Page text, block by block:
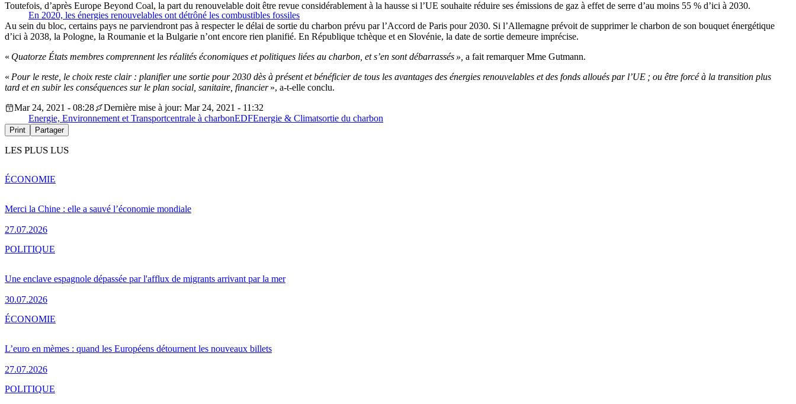
En 2020, les énergies renouvelables ont détrôné les combustibles fossiles
Toutefois, d’après Europe Beyond Coal, la part du renouvelable doit être revue considérablement à la hausse si l’UE souhaite réduire ses émissions de gaz à effet de serre d’au moins 55 % d’ici à 2030.
Au sein du bloc, certains pays ne parviendront pas à respecter le délai de sortie du charbon prévu par l’Accord de Paris pour 2030. Si l’Allemagne prévoit de supprimer le charbon de son bouquet énergétique
d’ici à 2038, la Pologne, la Roumanie et la Bulgarie n’ont encore rien planifié. En République tchèque et en Slovénie, la date de sortie demeure imprécise.
« Quatorze États membres comprennent les réalités économiques et politiques liées au charbon, et s’en sont débarrassés », a fait remarquer Mme Gutmann.
« Pour le reste, le choix reste clair : planifier une sortie pour 2030 dès à présent et bénéficier de tous les avantages des énergies renouvelables et des fonds alloués par l’UE ; ou être forcé à la transition plus
tard et en subir les conséquences sur le plan social, sanitaire, financier», a-t-elle conclu.
Mar 24, 2021 - 08:28
Dernière mise à jour: Mar 24, 2021 - 11:32
Energie, Environnement et Transportcentrale à charbonEDFEnergie & Climatsortie du charbon
Print Partager
LES PLUS LUS
Merci la Chine : elle a sauvé l’économie mondiale
27.07.2026
ÉCONOMIE
Une enclave espagnole dépassée par l'afflux de migrants arrivant par la mer
30.07.2026
POLITIQUE
L’euro en mèmes : quand les Européens détournent les nouveaux billets
27.07.2026
ÉCONOMIE
POLITIQUE